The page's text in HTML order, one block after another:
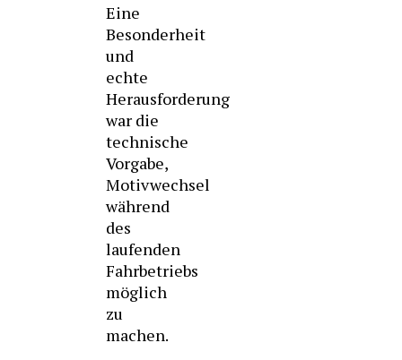
Eine
Besonderheit
und
echte
Herausforderung
war die
technische
Vorgabe,
Motivwechsel
während
des
laufenden
Fahrbetriebs
möglich
zu
machen.